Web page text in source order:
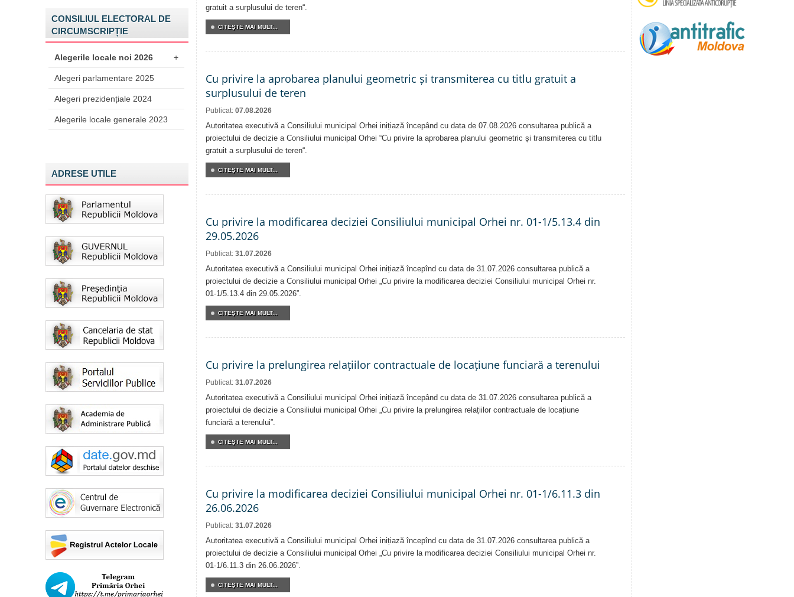
CONSILIUL ELECTORAL DE
CIRCUMSCRIPȚIE
Alegerile locale noi 2026 +
Alegeri parlamentare 2025
Alegeri prezidențiale 2024
Alegerile locale generale 2023
ADRESE UTILE
gratuit a surplusului de teren“.
CITEŞTE MAI MULT...
Cu privire la aprobarea planului geometric și transmiterea cu titlu gratuit a
surplusului de teren
Publicat: 07.08.2026
Autoritatea executivă a Consiliului municipal Orhei inițiază începând cu data de 07.08.2026 consultarea publică a
proiectului de decizie a Consiliului municipal Orhei “Cu privire la aprobarea planului geometric și transmiterea cu titlu
gratuit a surplusului de teren“.
CITEŞTE MAI MULT...
Cu privire la modificarea deciziei Consiliului municipal Orhei nr. 01-1/5.13.4 din
29.05.2026
Publicat: 31.07.2026
Autoritatea executivă a Consiliului municipal Orhei inițiază începînd cu data de 31.07.2026 consultarea publică a
proiectului de decizie a Consiliului municipal Orhei „Cu privire la modificarea deciziei Consiliului municipal Orhei nr.
01-1/5.13.4 din 29.05.2026”.
CITEŞTE MAI MULT...
Cu privire la prelungirea relațiilor contractuale de locațiune funciară a terenului
Publicat: 31.07.2026
Autoritatea executivă a Consiliului municipal Orhei inițiază începând cu data de 31.07.2026 consultarea publică a
proiectului de decizie a Consiliului municipal Orhei „Cu privire la prelungirea relațiilor contractuale de locațiune
funciară a terenului”.
CITEŞTE MAI MULT...
Cu privire la modificarea deciziei Consiliului municipal Orhei nr. 01-1/6.11.3 din
26.06.2026
Publicat: 31.07.2026
Autoritatea executivă a Consiliului municipal Orhei inițiază începînd cu data de 31.07.2026 consultarea publică a
proiectului de decizie a Consiliului municipal Orhei „Cu privire la modificarea deciziei Consiliului municipal Orhei nr.
01-1/6.11.3 din 26.06.2026”.
CITEŞTE MAI MULT...